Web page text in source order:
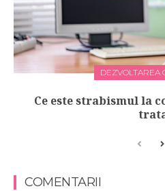
DEZVOLTAREA
Ce este strabismul la
COMENTARII